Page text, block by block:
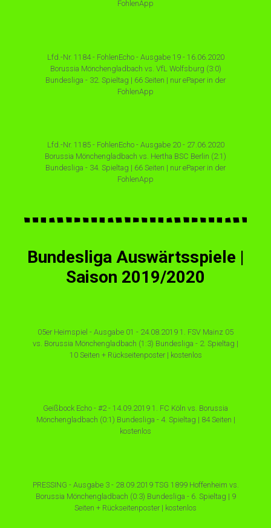
FohlenApp
Lfd.-Nr. 1184 - FohlenEcho - Ausgabe 19 - 16.06.2020
Borussia Mönchengladbach vs. VfL Wolfsburg (3:0)
Bundesliga - 32. Spieltag | 66 Seiten | nur ePaper in der
FohlenApp
Lfd.-Nr. 1185 - FohlenEcho - Ausgabe 20 - 27.06.2020
Borussia Mönchengladbach vs. Hertha BSC Berlin (2:1)
Bundesliga - 34. Spieltag | 66 Seiten | nur ePaper in der
FohlenApp
Bundesliga Auswärtsspiele |
Saison 2019/2020
05er Heimspiel - Ausgabe 01 - 24.08.2019 1. FSV Mainz 05
vs. Borussia Mönchengladbach (1:3) Bundesliga - 2. Spieltag |
10 Seiten + Rückseitenposter | kostenlos
Geißbock Echo - #2 - 14.09.2019 1. FC Köln vs. Borussia
Mönchengladbach (0:1) Bundesliga - 4. Spieltag | 84 Seiten |
kostenlos
PRESSING - Ausgabe 3 - 28.09.2019 TSG 1899 Hoffenheim vs.
Borussia Mönchengladbach (0:3) Bundesliga - 6. Spieltag | 9
Seiten + Rückseitenposter | kostenlos